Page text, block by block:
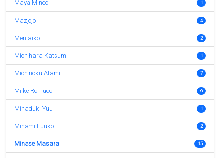
Maya Mineo 1
Mazjojo 4
Mentaiko 2
Michihara Katsumi 1
Michinoku Atami 7
Miike Romuco 6
Minaduki Yuu 1
Minami Fuuko 2
Minase Masara 15